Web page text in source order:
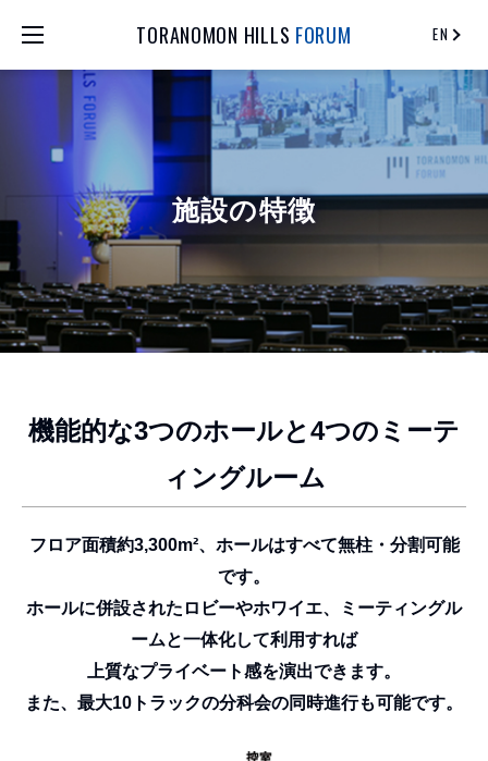
EN
TORANOMON HILLS FORUM
施設の特徴
機能的な3つのホールと4つのミーテ
ィングルーム
フロア面積約3,300m²、ホールはすべて無柱・分割可能
です。
ホールに併設されたロビーやホワイエ、ミーティングル
ームと一体化して利用すれば
上質なプライベート感を演出できます。
また、最大10トラックの分科会の同時進行も可能です。